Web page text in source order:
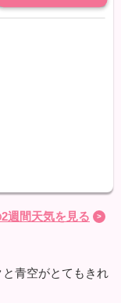
週間天気を見る
青空がとてもきれ